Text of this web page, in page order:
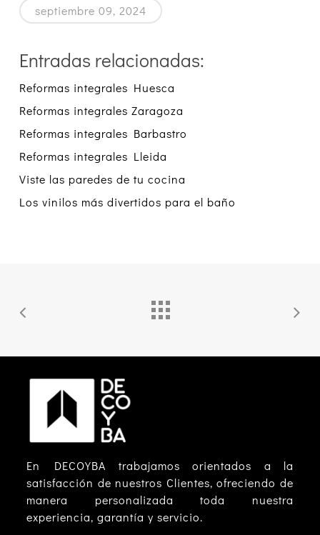
septiembre 09, 2024
Entradas relacionadas:
Reformas integrales Huesca
Reformas integrales Zaragoza
Reformas integrales Barbastro
Reformas integrales Lleida
Viste las paredes de tu cocina
Los vinilos más divertidos para el baño
En DECOYBA trabajamos orientados a la
satisfacción de nuestros Clientes, ofreciendo de
manera personalizada toda nuestra
experiencia, garantía y servicio.